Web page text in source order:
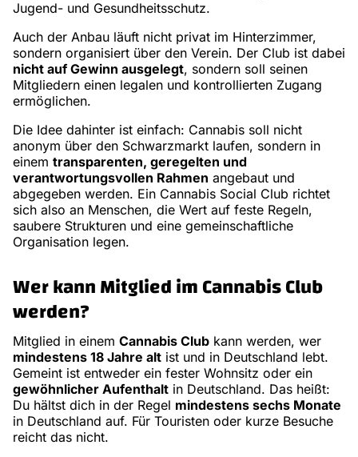
Jugend- und Gesundheitsschutz.
Auch der Anbau läuft nicht privat im Hinterzimmer,
sondern organisiert über den Verein. Der Club ist dabei
nicht auf Gewinn ausgelegt, sondern soll seinen
Mitgliedern einen legalen und kontrollierten Zugang
ermöglichen.
Die Idee dahinter ist einfach: Cannabis soll nicht
anonym über den Schwarzmarkt laufen, sondern in
einem transparenten, geregelten und
verantwortungsvollen Rahmen angebaut und
abgegeben werden. Ein Cannabis Social Club richtet
sich also an Menschen, die Wert auf feste Regeln,
saubere Strukturen und eine gemeinschaftliche
Organisation legen.
Wer kann Mitglied im Cannabis Club
werden?
Mitglied in einem Cannabis Club kann werden, wer
mindestens 18 Jahre alt ist und in Deutschland lebt.
Gemeint ist entweder ein fester Wohnsitz oder ein
gewöhnlicher Aufenthalt in Deutschland. Das heißt:
Du hältst dich in der Regel mindestens sechs Monate
in Deutschland auf. Für Touristen oder kurze Besuche
reicht das nicht.